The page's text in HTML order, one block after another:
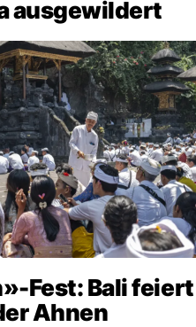
ausgewildert
Fest: Bali
Ahnen